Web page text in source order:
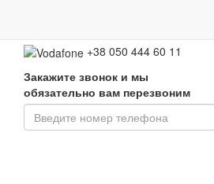
+38 050 444 60 11
Закажите звонок и мы
обязательно вам перезвоним